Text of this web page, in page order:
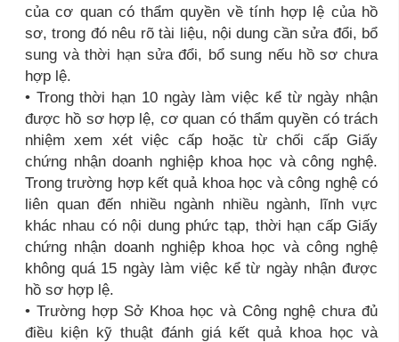
của cơ quan có thẩm quyền về tính hợp lệ của hồ
sơ, trong đó nêu rõ tài liệu, nội dung cần sửa đổi, bổ
sung và thời hạn sửa đổi, bổ sung nếu hồ sơ chưa
hợp lệ.
• Trong thời hạn 10 ngày làm việc kể từ ngày nhận
được hồ sơ hợp lệ, cơ quan có thẩm quyền có trách
nhiệm xem xét việc cấp hoặc từ chối cấp Giấy
chứng nhận doanh nghiệp khoa học và công nghệ.
Trong trường hợp kết quả khoa học và công nghệ có
liên quan đến nhiều ngành nhiều ngành, lĩnh vực
khác nhau có nội dung phức tạp, thời hạn cấp Giấy
chứng nhận doanh nghiệp khoa học và công nghệ
không quá 15 ngày làm việc kể từ ngày nhận được
hồ sơ hợp lệ.
• Trường hợp Sở Khoa học và Công nghệ chưa đủ
điều kiện kỹ thuật đánh giá kết quả khoa học và